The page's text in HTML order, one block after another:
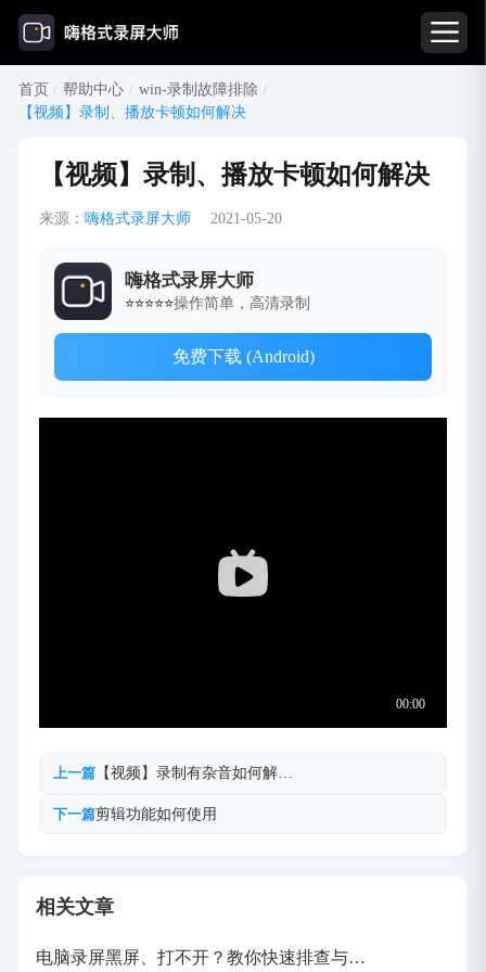
首页 / 帮助中心 / win-录制故障排除 /
【视频】录制、播放卡顿如何解决
【视频】录制、播放卡顿如何解决
来源： 嗨格式录屏大师 2021-05-20
嗨格式录屏大师
⭐⭐⭐⭐⭐操作简单，高清录制
免费下载 (Android)
上一篇【视频】录制有杂音如何解…
下一篇剪辑功能如何使用
相关文章
电脑录屏黑屏、打不开？教你快速排查与…